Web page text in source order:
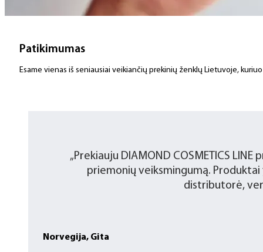
Patikimumas
Esame vienas iš seniausiai veikiančių prekinių ženklų Lietuvoje,
„Prekiauju DIAMOND COSMETICS
priemonių veiksmingumą.
distributorė,
Norvegija, Gita